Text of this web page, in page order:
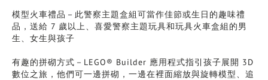
模型火車禮品－此警察主題盒組可當作佳節或生日的趣味禮
品，送給 7 歲以上、喜愛警察主題玩具和玩具火車盒組的男
生、女生與孩子
有趣的拼砌方式－LEGO® Builder 應用程式指引孩子展開 3D
數位之旅，他們可一邊拼砌，一邊在裡面縮放與旋轉模型、追